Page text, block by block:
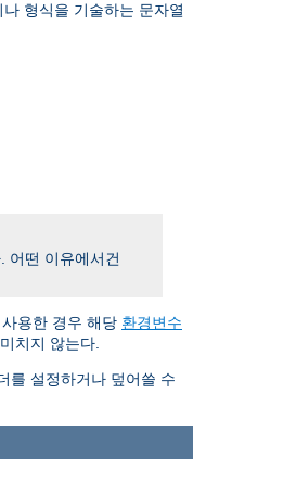
형식을 기술하는 문자열
어떤 이유에서건
용한 경우 해당 환경변수
치지 않는다.
를 설정하거나 덮어쓸 수